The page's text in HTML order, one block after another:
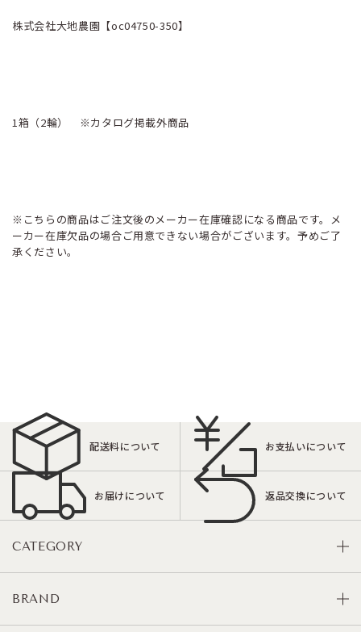
株式会社大地農園【oc04750-350】
1箱（2輪） ※カタログ掲載外商品
※こちらの商品はご注文後のメーカー在庫確認になる商品です。メ
ーカー在庫欠品の場合ご用意できない場合がございます。予めご了
承ください。
配送料について お支払いについて
お届けについて 返品交換について
CATEGORY
BRAND